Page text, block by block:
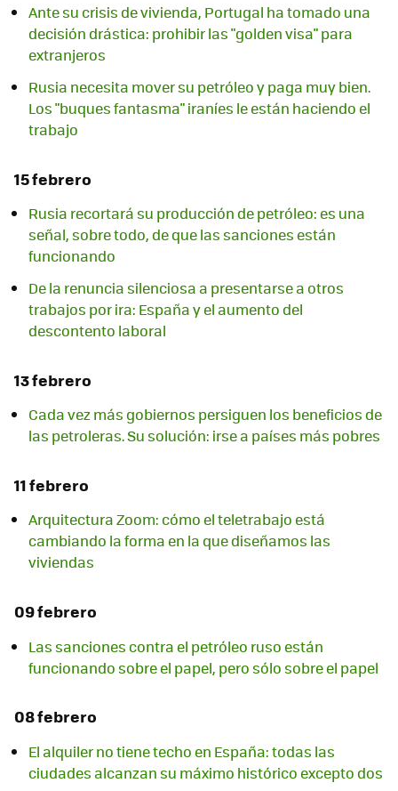
Ante su crisis de vivienda, Portugal ha tomado una
decisión drástica: prohibir las "golden visa" para
extranjeros
Rusia necesita mover su petróleo y paga muy bien.
Los "buques fantasma" iraníes le están haciendo el
trabajo
15 febrero
Rusia recortará su producción de petróleo: es una
señal, sobre todo, de que las sanciones están
funcionando
De la renuncia silenciosa a presentarse a otros
trabajos por ira: España y el aumento del
descontento laboral
13 febrero
Cada vez más gobiernos persiguen los beneficios de
las petroleras. Su solución: irse a países más pobres
11 febrero
Arquitectura Zoom: cómo el teletrabajo está
cambiando la forma en la que diseñamos las
viviendas
09 febrero
Las sanciones contra el petróleo ruso están
funcionando sobre el papel, pero sólo sobre el papel
08 febrero
El alquiler no tiene techo en España: todas las
ciudades alcanzan su máximo histórico excepto dos